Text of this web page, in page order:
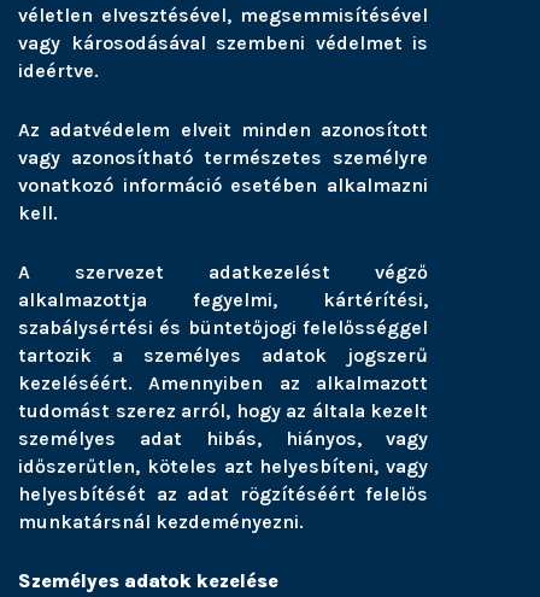
véletlen elvesztésével, megsemmisítésével
vagy károsodásával szembeni védelmet is
ideértve.
Az adatvédelem elveit minden azonosított
vagy azonosítható természetes személyre
vonatkozó információ esetében alkalmazni
kell.
A szervezet adatkezelést végző
alkalmazottja fegyelmi, kártérítési,
szabálysértési és büntetőjogi felelősséggel
tartozik a személyes adatok jogszerű
kezeléséért. Amennyiben az alkalmazott
tudomást szerez arról, hogy az általa kezelt
személyes adat hibás, hiányos, vagy
időszerűtlen, köteles azt helyesbíteni, vagy
helyesbítését az adat rögzítéséért felelős
munkatársnál kezdeményezni.
Személyes adatok kezelése